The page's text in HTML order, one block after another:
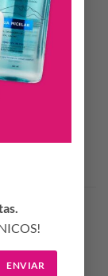
ENVIAR
el frasco a
piel. De esta
el perfume
sí solo, de